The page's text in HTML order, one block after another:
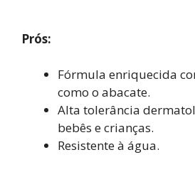
Prós:
Fórmula enriquecida
como o abacate.
Alta tolerância
bebês e crianças.
Resistente à água.